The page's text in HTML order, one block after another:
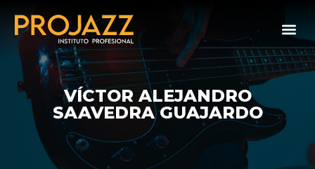
VÍCTOR ALEJANDRO
SAAVEDRA GUAJARDO